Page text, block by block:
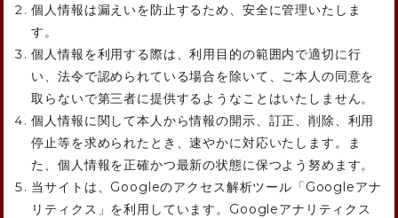
個人情報は漏えいを防止するため、安全に管理いたしま
す。
個人情報を利用する際は、利用目的の範囲内で適切に行
い、法令で認められている場合を除いて、ご本人の同意を
取らないで第三者に提供するようなことはいたしません。
個人情報に関して本人から情報の開示、訂正、削除、利用
停止等を求められたとき、速やかに対応いたします。ま
た、個人情報を正確かつ最新の状態に保つよう努めます。
当サイトは、Googleのアクセス解析ツール「Googleアナ
リティクス」を利用しています。Googleアナリティクス